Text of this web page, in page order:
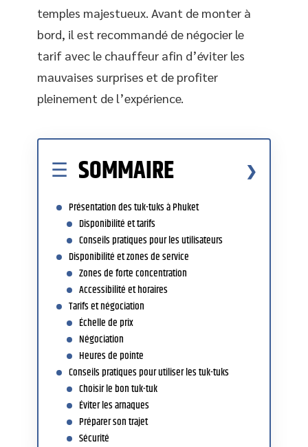
temples majestueux. Avant de monter à
bord, il est recommandé de négocier le
tarif avec le chauffeur afin d’éviter les
mauvaises surprises et de profiter
pleinement de l’expérience.
SOMMAIRE
Présentation des tuk-tuks à Phuket
Disponibilité et tarifs
Conseils pratiques pour les utilisateurs
Disponibilité et zones de service
Zones de forte concentration
Accessibilité et horaires
Tarifs et négociation
Échelle de prix
Négociation
Heures de pointe
Conseils pratiques pour utiliser les tuk-tuks
Choisir le bon tuk-tuk
Éviter les arnaques
Préparer son trajet
Sécurité